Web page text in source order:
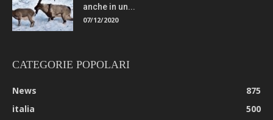
anche in un...
07/12/2020
CATEGORIE POPOLARI
News
875
italia
500